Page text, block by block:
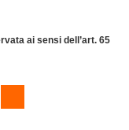
ai sensi dell’art. 65